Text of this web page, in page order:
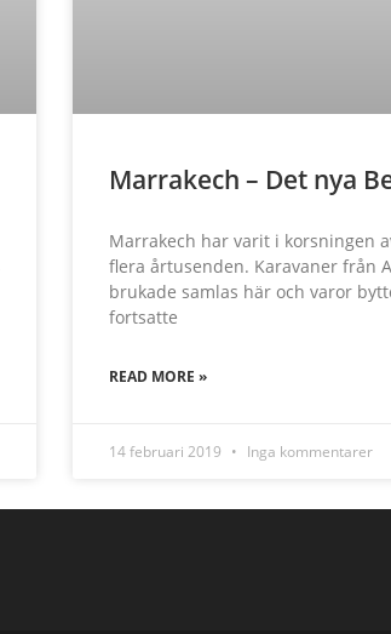
Marrakech – Det nya
Marrakech har varit i korsningen
flera årtusenden. Karavaner från
brukade samlas här och varor
fortsatte
READ MORE »
14 februari 2019 Inga kommentarer